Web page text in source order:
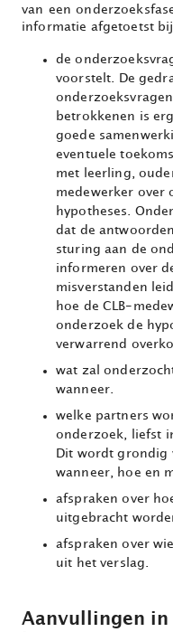
van een
informatie afgetoetst
de
voorstelt. De
betrokkenen is
goede
eventuele
met leerling,
medewerker over
hypotheses.
dat de
sturing aan de
informeren over
misverstanden
hoe de CLB-
onderzoek de
verwarrend
wat zal
wanneer.
welke partners
onderzoek, liefst
Dit wordt grondig
wanneer, hoe en
afspraken over
uitgebracht
afspraken over
uit het verslag.
Aanvullingen in